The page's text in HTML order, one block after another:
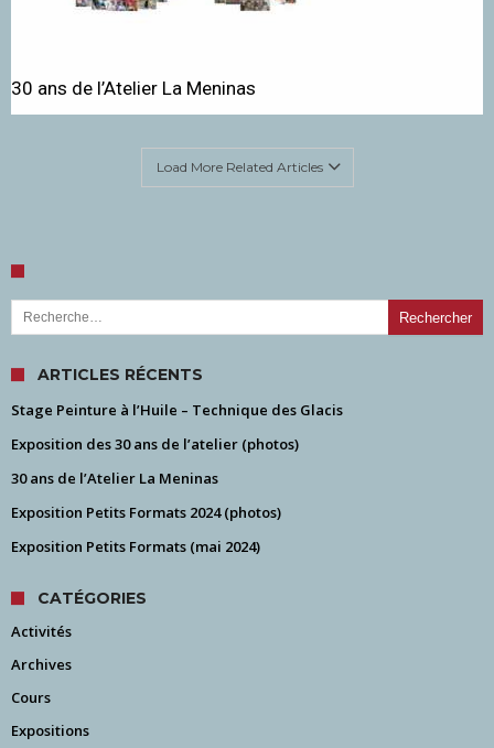
30 ans de l’Atelier La Meninas
Load More Related Articles
Rechercher :
ARTICLES RÉCENTS
Stage Peinture à l’Huile – Technique des Glacis
Exposition des 30 ans de l’atelier (photos)
30 ans de l’Atelier La Meninas
Exposition Petits Formats 2024 (photos)
Exposition Petits Formats (mai 2024)
CATÉGORIES
Activités
Archives
Cours
Expositions